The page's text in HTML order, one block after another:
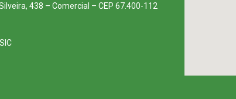
438 – Comercial – CEP 67.400-112